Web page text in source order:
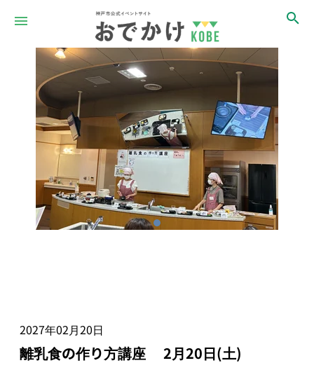
2027年02月20日
離乳食の作り方講座 2月20日(土)